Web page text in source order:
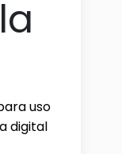
uso
digital